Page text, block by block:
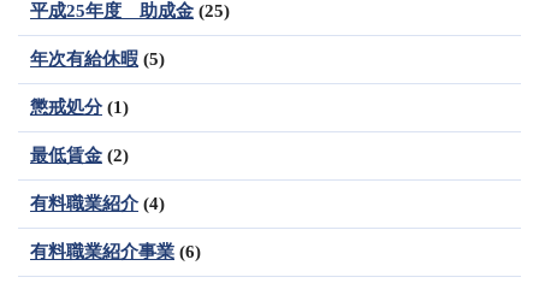
平成25年度 助成金 (25)
年次有給休暇 (5)
懲戒処分(1)
最低賃金 (2)
有料職業紹介(4)
有料職業紹介事業 (6)